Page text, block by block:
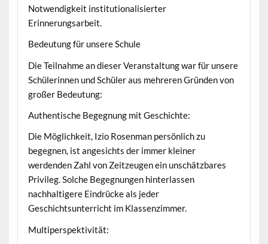
Notwendigkeit institutionalisierter
Erinnerungsarbeit.
Bedeutung für unsere Schule
Die Teilnahme an dieser Veranstaltung war für unsere
Schülerinnen und Schüler aus mehreren Gründen von
großer Bedeutung:
Authentische Begegnung mit Geschichte:
Die Möglichkeit, Izio Rosenman persönlich zu
begegnen, ist angesichts der immer kleiner
werdenden Zahl von Zeitzeugen ein unschätzbares
Privileg. Solche Begegnungen hinterlassen
nachhaltigere Eindrücke als jeder
Geschichtsunterricht im Klassenzimmer.
Multiperspektivität: